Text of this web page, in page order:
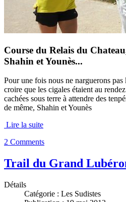
Course du Relais du
Shahin et Younès...
Pour une fois nous ne narguerons pas
croire que les cigales étaient au
cachées sous terre à attendre des
de même, Shahin et Younès
Lire la suite
2 Comments
Trail du Grand
Détails
Catégorie : Les Sudistes